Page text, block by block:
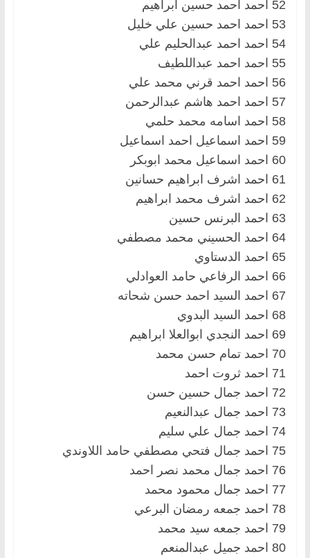
52 احمد احمد حسين ابراهيم
53 احمد احمد حسين علي خليل
54 احمد احمد عبدالحليم علي
55 احمد احمد عبداللطيف
56 احمد احمد قرني محمد علي
57 احمد احمد هاشم عبدالرحمن
58 احمد اسامه محمد حلمي
59 احمد اسماعيل احمد اسماعيل
60 احمد اسماعيل محمد ابوبكر
61 احمد اشرف ابراهيم حسانين
62 احمد اشرف محمد ابراهيم
63 احمد البرنس حسين
64 احمد الحسيني محمد مصطفي
65 احمد الدستاوي
66 احمد الرفاعي حامد العوادلي
67 احمد السيد احمد حسن شحاته
68 احمد السيد البدوي
69 احمد النجدي ابوالعلا ابراهيم
70 احمد تمام حسن محمد
71 احمد ثروت احمد
72 احمد جمال حسين حسن
73 احمد جمال عبدالنعيم
74 احمد جمال علي سليم
75 احمد جمال فتحي مصطفي حامد اللاوندي
76 احمد جمال محمد نصر احمد
77 احمد جمال محمود محمد
78 احمد جمعه رمضان البرعي
79 احمد جمعه سيد محمد
80 احمد جميل عبدالمنعم